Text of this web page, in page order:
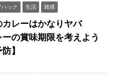
ハック 生活 雑感
カレーはかなりヤバ
の賞味期限を考えよう
】